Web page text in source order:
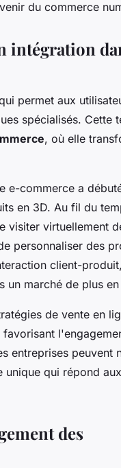
du commerce
intégration
permet aux
spécialisés. Cette
, où elle
e-commerce a
en 3D. Au fil du
visiter virtuellement
personnaliser des
client-
un marché de plus
de vente en
entreprises peuvent
qui répond
des